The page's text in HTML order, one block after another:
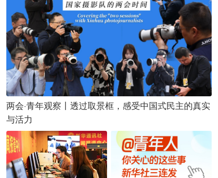
两会·青年观察丨透过取景框，感受中国式民主的真实
与活力